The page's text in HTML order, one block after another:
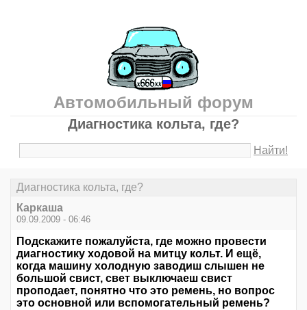
Автомобильный форум
Диагностика кольта, где?
Найти!
Диагностика кольта, где?
Каркаша
09.09.2009 - 06:46
Подскажите пожалуйста, где можно провести
диагностику ходовой на митцу кольт. И ещё,
когда машину холодную заводиш слышен не
большой свист, свет выключаеш свист
проподает, понятно что это ремень, но вопрос
это основной или вспомогательный ремень?